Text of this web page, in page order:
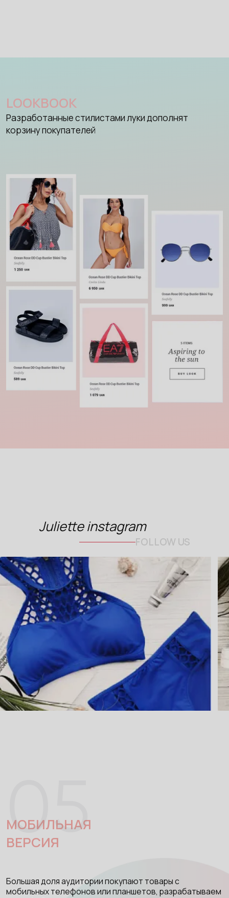
LOOKBOOK
Разработанные стилистами луки дополнят
корзину покупателей
Juliette instagram
FOLLOW US
05
МОБИЛЬНАЯ
ВЕРСИЯ
Большая доля аудитории покупают товары с
мобильных телефонов или планшетов, разрабатываем